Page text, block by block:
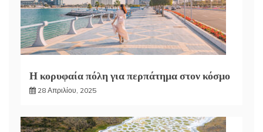
Η κορυφαία πόλη για περπάτημα στον κόσμο
28 Απριλίου, 2025